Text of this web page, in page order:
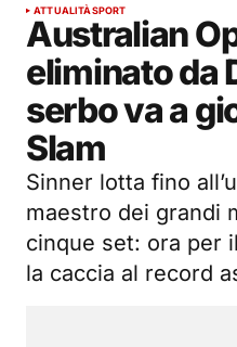
ATTUALITÀSPORT
Australian
eliminato da
serbo va a
Slam
Sinner lotta fino
maestro dei grandi
cinque set: ora per
la caccia al record